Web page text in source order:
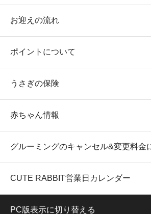
お迎えの流れ
ポイントについて
うさぎの保険
赤ちゃん情報
グルーミングのキャンセル&変更料金
CUTE RABBIT営業日カレンダー
PC版表示に切り替える